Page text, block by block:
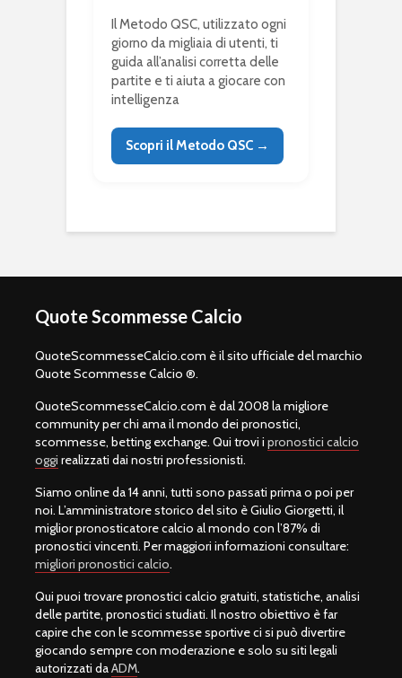
Il Metodo QSC, utilizzato ogni
giorno da migliaia di utenti, ti
guida all’analisi corretta delle
partite e ti aiuta a giocare con
intelligenza
Scopri il Metodo QSC →
Quote Scommesse Calcio
QuoteScommesseCalcio.com è il sito ufficiale del marchio
Quote Scommesse Calcio ®.
QuoteScommesseCalcio.com è dal 2008 la migliore
community per chi ama il mondo dei pronostici,
scommesse, betting exchange. Qui trovi i pronostici calcio
oggi realizzati dai nostri professionisti.
Siamo online da 14 anni, tutti sono passati prima o poi per
noi. L’amministratore storico del sito è Giulio Giorgetti, il
miglior pronosticatore calcio al mondo con l’87% di
pronostici vincenti. Per maggiori informazioni consultare:
migliori pronostici calcio.
Qui puoi trovare pronostici calcio gratuiti, statistiche, analisi
delle partite, pronostici studiati. Il nostro obiettivo è far
capire che con le scommesse sportive ci si può divertire
giocando sempre con moderazione e solo su siti legali
autorizzati daADM.